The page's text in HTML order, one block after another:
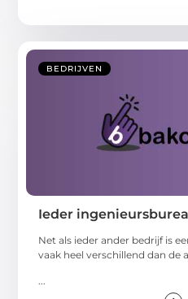
BEDRIJVEN
Ieder
Net als ieder ander bedrijf is
vaak heel verschillend dan de
...